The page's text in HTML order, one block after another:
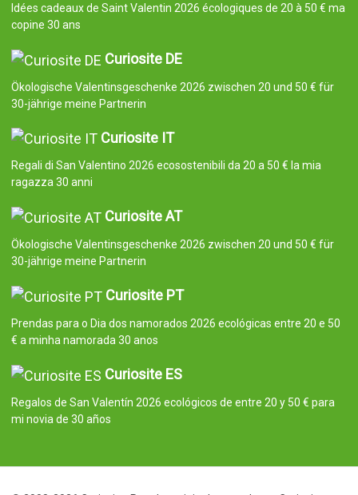
Idées cadeaux de Saint Valentin 2026 écologiques de 20 à 50 € ma
copine 30 ans
Curiosite DE
Ökologische Valentinsgeschenke 2026 zwischen 20 und 50 € für
30-jährige meine Partnerin
Curiosite IT
Regali di San Valentino 2026 ecosostenibili da 20 a 50 € la mia
ragazza 30 anni
Curiosite AT
Ökologische Valentinsgeschenke 2026 zwischen 20 und 50 € für
30-jährige meine Partnerin
Curiosite PT
Prendas para o Dia dos namorados 2026 ecológicas entre 20 e 50
€ a minha namorada 30 anos
Curiosite ES
Regalos de San Valentín 2026 ecológicos de entre 20 y 50 € para
mi novia de 30 años